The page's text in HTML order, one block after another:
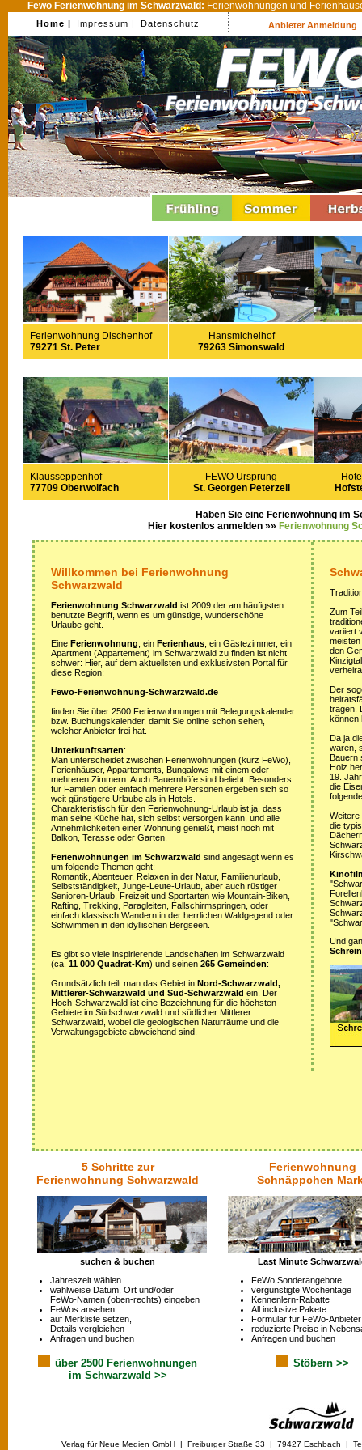
Fewo Ferienwohnung im Schwarzwald: Ferienwohnungen und
Home | Impressum | Datenschutz Anbieter Anmeldung
Ferienwohnung Dischenhof
79271 St. Peter
Hansmichelhof
79263 Simonswald
Klausseppenhof
77709 Oberwolfach
FEWO Ursprung
St. Georgen Peterzell
Haben Sie eine Ferienwohnung im
Hier kostenlos anmelden »» Ferienwohnung
Willkommen bei Ferienwohnung
Schwarzwald
Ferienwohnung Schwarzwald ist 2009 der am häufigsten
benutzte Begriff, wenn es um günstige, wunderschöne
Urlaube geht.
Eine Ferienwohnung , ein Ferienhaus , ein Gästezimmer, ein
Apartment (Appartement) im Schwarzwald zu finden ist nicht
schwer: Hier, auf dem aktuellsten und exklusivsten Portal für
diese Region:
Fewo-Ferienwohnung-Schwarzwald.de
finden Sie über 2500 Ferienwohnungen mit Belegungskalender
bzw. Buchungskalender, damit Sie online schon sehen,
welcher Anbieter frei hat.
Unterkunftsarten:
Man unterscheidet zwischen Ferienwohnungen (kurz FeWo),
Ferienhäuser, Appartements, Bungalows mit einem oder
mehreren Zimmern. Auch Bauernhöfe sind beliebt. Besonders
für Familien oder einfach mehrere Personen ergeben sich so
weit günstigere Urlaube als in Hotels.
Charakteristisch für den Ferienwohnung-Urlaub ist ja, dass
man seine Küche hat, sich selbst versorgen kann, und alle
Annehmlichkeiten einer Wohnung genießt, meist noch mit
Balkon, Terasse oder Garten.
Ferienwohnungen im Schwarzwald sind angesagt wenn es
um folgende Themen geht:
Romantik, Abenteuer, Relaxen in der Natur, Familienurlaub,
Selbstständigkeit, Junge-Leute-Urlaub, aber auch rüstiger
Senioren-Urlaub, Freizeit und Sportarten wie Mountain-Biken,
Rafting, Trekking, Paragleiten, Fallschirmspringen, oder
einfach klassisch Wandern in der herrlichen Waldgegend oder
Schwimmen in den idyllischen Bergseen.
Es gibt so viele inspirierende Landschaften im Schwarzwald
(ca. 11 000 Quadrat-Km) und seinen 265 Gemeinden:
Grundsätzlich teilt man das Gebiet in Nord-Schwarzwald,
Mittlerer-Schwarzwald und Süd-Schwarzwald ein. Der
Hoch-Schwarzwald ist eine Bezeichnung für die höchsten
Gebiete im Südschwarzwald und südlicher Mittlerer
Schwarzwald, wobei die geologischen Naturräume und die
Verwaltungsgebiete abweichend sind.
Zum
variiert
den
Der
tragen.
können
Da ja
waren,
Bauern
Holz
19.
die
Weitere
die
Und
5 Schritte zur
Ferienwohnung Schwarzwald
Ferienwohnung
Schnäppchen
suchen & buchen
Jahreszeit wählen
wahlweise Datum, Ort und/oder
FeWo-Namen (oben-rechts) eingeben
FeWos ansehen
auf Merkliste setzen,
Details vergleichen
Anfragen und buchen
über 2500 Ferienwohnungen
im Schwarzwald >>
Last Minute
FeWo Sonderangebote
vergünstigte Wochentage
Kennenlern-Rabatte
All inclusive Pakete
Formular für FeWo-Anbieter
reduzierte Preise in
Anfragen und buchen
Stöbern >>
Verlag für Neue Medien GmbH | Freiburger Straße 33 | 79427 Eschbach |